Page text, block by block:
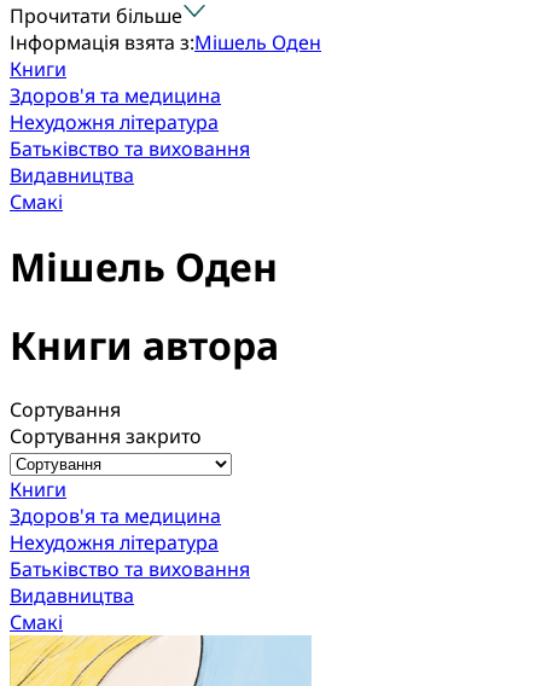
Прочитати більше
Інформація взята з:Мішель Оден
Книги
Здоров'я та медицина
Нехудожня література
Батьківство та виховання
Видавництва
Смакі
Мішель Оден
Книги автора
Сортування
Сортування закрито
Книги
Здоров'я та медицина
Нехудожня література
Батьківство та виховання
Видавництва
Смакі